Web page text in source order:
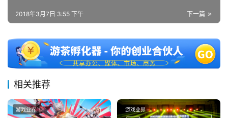
日
游
茶
接
会
下一篇
2018年3月7日 3:55 下午
相关推荐
游戏业界 游戏业界